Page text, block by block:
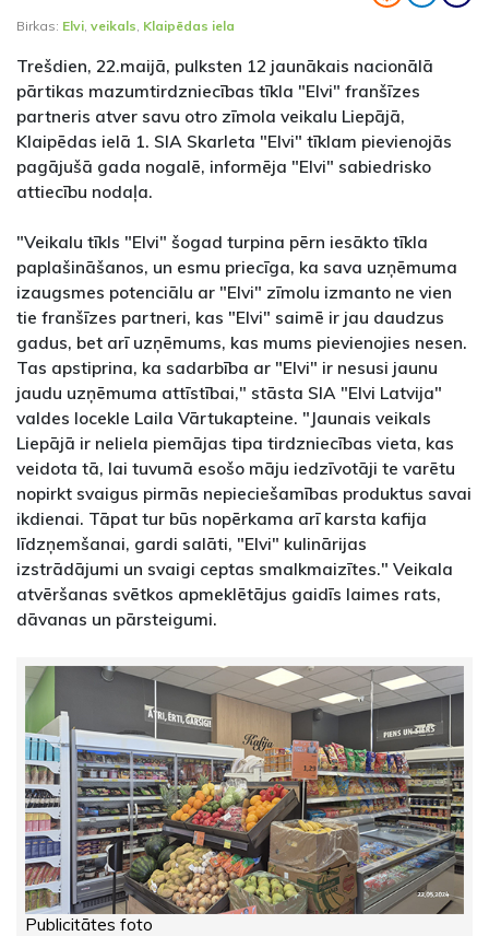
Birkas: Elvi, veikals, Klaipēdas iela
Trešdien, 22.maijā, pulksten 12 jaunākais nacionālā
pārtikas mazumtirdzniecības tīkla "Elvi" franšīzes
partneris atver savu otro zīmola veikalu Liepājā,
Klaipēdas ielā 1. SIA Skarleta "Elvi" tīklam pievienojās
pagājušā gada nogalē, informēja "Elvi" sabiedrisko
attiecību nodaļa.
"Veikalu tīkls "Elvi" šogad turpina pērn iesākto tīkla
paplašināšanos, un esmu priecīga, ka sava uzņēmuma
izaugsmes potenciālu ar "Elvi" zīmolu izmanto ne vien
tie franšīzes partneri, kas "Elvi" saimē ir jau daudzus
gadus, bet arī uzņēmums, kas mums pievienojies nesen.
Tas apstiprina, ka sadarbība ar "Elvi" ir nesusi jaunu
jaudu uzņēmuma attīstībai," stāsta SIA "Elvi Latvija"
valdes locekle Laila Vārtukapteine. "Jaunais veikals
Liepājā ir neliela piemājas tipa tirdzniecības vieta, kas
veidota tā, lai tuvumā esošo māju iedzīvotāji te varētu
nopirkt svaigus pirmās nepieciešamības produktus savai
ikdienai. Tāpat tur būs nopērkama arī karsta kafija
līdzņemšanai, gardi salāti, "Elvi" kulinārijas
izstrādājumi un svaigi ceptas smalkmaizītes." Veikala
atvēršanas svētkos apmeklētājus gaidīs laimes rats,
dāvanas un pārsteigumi.
Publicitātes foto